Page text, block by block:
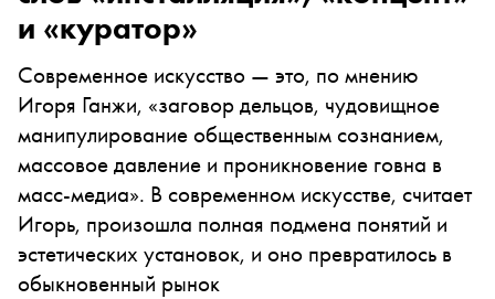
и «куратор»
Современное искусство — это, по мнению
Игоря Ганжи, «заговор дельцов, чудовищное
манипулирование общественным сознанием,
массовое давление и проникновение говна в
масс-медиа». В современном искусстве, считает
Игорь, произошла полная подмена понятий и
эстетических установок, и оно превратилось в
обыкновенный рынок